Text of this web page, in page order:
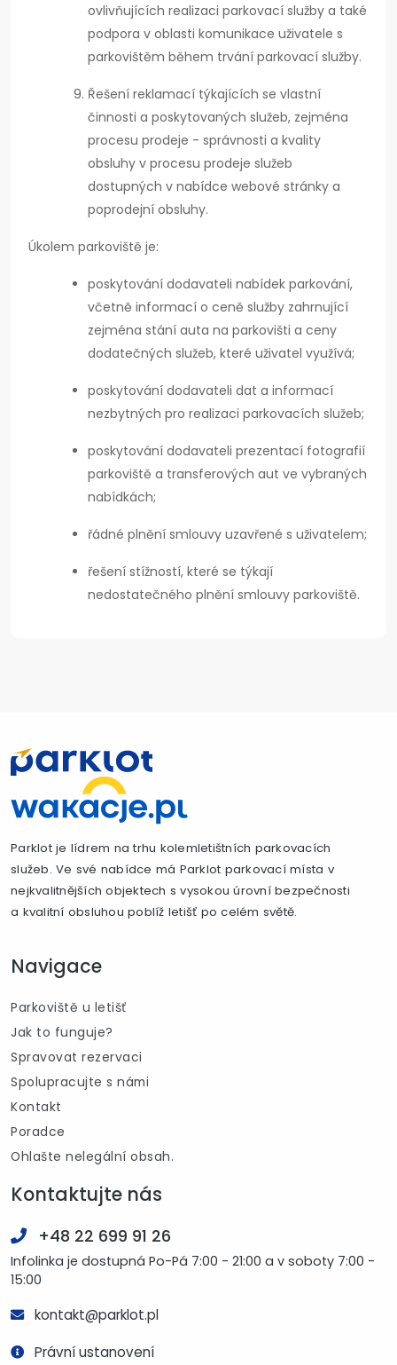
ovlivňujících realizaci parkovací služby a také
podpora v oblasti komunikace uživatele s
parkovištěm během trvání parkovací služby.
Řešení reklamací týkajících se vlastní
činnosti a poskytovaných služeb, zejména
procesu prodeje - správnosti a kvality
obsluhy v procesu prodeje služeb
dostupných v nabídce webové stránky a
poprodejní obsluhy.
Úkolem parkoviště je:
poskytování dodavateli nabídek parkování,
včetně informací o ceně služby zahrnující
zejména stání auta na parkovišti a ceny
dodatečných služeb, které uživatel využívá;
poskytování dodavateli dat a informací
nezbytných pro realizaci parkovacích služeb;
poskytování dodavateli prezentací fotografií
parkoviště a transferových aut ve vybraných
nabídkách;
řádné plnění smlouvy uzavřené s uživatelem;
řešení stížností, které se týkají
nedostatečného plnění smlouvy parkoviště.
Parklot je lídrem na trhu kolemletištních parkovacích
služeb. Ve své nabídce má Parklot parkovací místa v
nejkvalitnějších objektech s vysokou úrovní bezpečnosti
a kvalitní obsluhou poblíž letišť po celém světě.
Navigace
Parkoviště u letišť
Jak to funguje?
Spravovat rezervaci
Spolupracujte s námi
Kontakt
Poradce
Ohlašte nelegální obsah.
Kontaktujte nás
+48 22 699 91 26
Infolinka je dostupná Po-Pá 7:00 - 21:00 a v soboty 7:00 -
15:00
kontakt@parklot.pl
Právní ustanovení